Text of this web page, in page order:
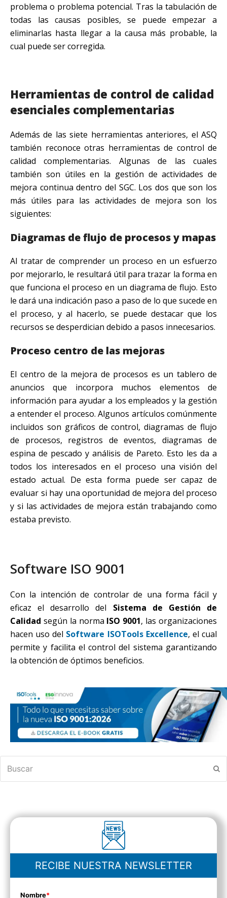
problema o problema potencial. Tras la tabulación de
todas las causas posibles, se puede empezar a
eliminarlas hasta llegar a la causa más probable, la
cual puede ser corregida.
Herramientas de control de calidad
esenciales complementarias
Además de las siete herramientas anteriores, el ASQ
también reconoce otras herramientas de control de
calidad complementarias. Algunas de las cuales
también son útiles en la gestión de actividades de
mejora continua dentro del SGC. Los dos que son los
más útiles para las actividades de mejora son los
siguientes:
Diagramas de flujo de procesos y mapas
Al tratar de comprender un proceso en un esfuerzo
por mejorarlo, le resultará útil para trazar la forma en
que funciona el proceso en un diagrama de flujo. Esto
le dará una indicación paso a paso de lo que sucede en
el proceso, y al hacerlo, se puede destacar que los
recursos se desperdician debido a pasos innecesarios.
Proceso centro de las mejoras
El centro de la mejora de procesos es un tablero de
anuncios que incorpora muchos elementos de
información para ayudar a los empleados y la gestión
a entender el proceso. Algunos artículos comúnmente
incluidos son gráficos de control, diagramas de flujo
de procesos, registros de eventos, diagramas de
espina de pescado y análisis de Pareto. Esto les da a
todos los interesados en el proceso una visión del
estado actual. De esta forma puede ser capaz de
evaluar si hay una oportunidad de mejora del proceso
y si las actividades de mejora están trabajando como
estaba previsto.
Software ISO 9001
Con la intención de controlar de una forma fácil y
eficaz el desarrollo del Sistema de Gestión de
Calidad según la norma ISO 9001, las organizaciones
hacen uso del Software ISOTools Excellence, el cual
permite y facilita el control del sistema garantizando
la obtención de óptimos beneficios.
RECIBE NUESTRA NEWSLETTER
Nombre*